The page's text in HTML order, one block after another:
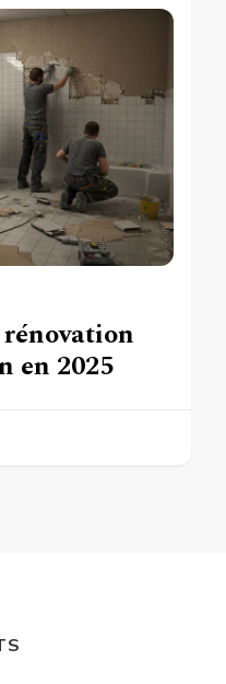
en 2025